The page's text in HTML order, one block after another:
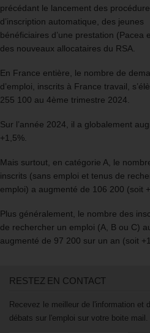
précédant le lancement des
d’inscription automatique, des jeunes
bénéficiaires d’une prestation (Pacea
des nouveaux allocataires du RSA.
En France entière, le nombre de
d’emploi, inscrits à France travail,
255 100 au 4ème trimestre 2024.
Sur l’année 2024, il a globalement
+1,5%.
Mais surtout, en catégorie A, le
inscrits (sans emploi et tenus de
emploi) a augmenté de 106 200 (soit
Plus généralement, le nombre des
de rechercher un emploi (A, B ou C)
augmenté de 97 200 sur un an (soit
RESTEZ EN CONTACT
Recevez le meilleur de l'information et
débats sur l'emploi sur votre boite mail.